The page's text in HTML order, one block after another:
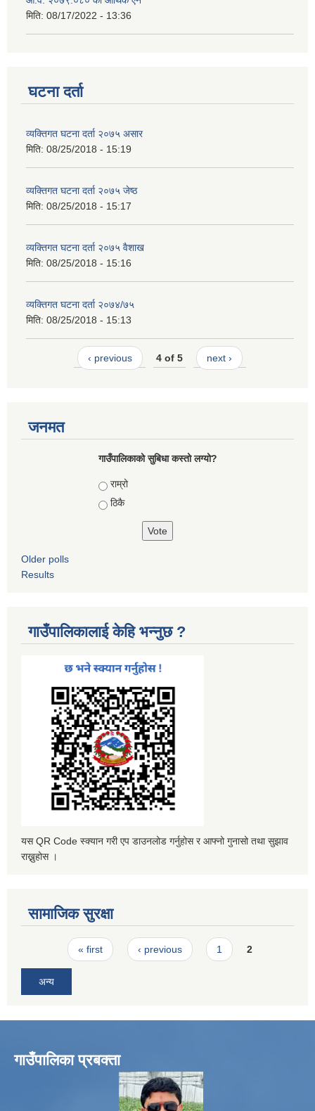
मिति: 08/17/2022 - 13:36
घटना दर्ता
व्यक्तिगत घटना दर्ता २०७५ असार
मिति: 08/25/2018 - 15:19
व्यक्तिगत घटना दर्ता २०७५ जेष्ठ
मिति: 08/25/2018 - 15:17
व्यक्तिगत घटना दर्ता २०७५ वैशाख
मिति: 08/25/2018 - 15:16
व्यक्तिगत घटना दर्ता २०७४/७५
मिति: 08/25/2018 - 15:13
‹ previous 4 of 5 next ›
जनमत
गाउँपालिकाको सुबिधा कस्तो लग्यो?
Choices
राम्रो
ठिकै
Older polls
Results
गाउँपालिकालाई केहि भन्नुछ ?
यस QR Code स्क्यान गरी एप डाउनलोड गर्नुहोस र आफ्नो गुनासो तथा सुझाव
राख्नुहोस ।
सामाजिक सुरक्षा
Pages« first ‹ previous 1 2
अन्य
गाउँपालिका प्रबक्ता